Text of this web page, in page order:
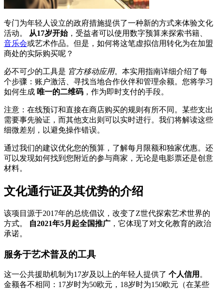
专门为年轻人设立的政府措施提供了一种新的方式来体验文化
活动。
从17岁开始，受益者可以使用数字预算来探索书籍、
音乐会或艺术作品。但是，如何将这笔虚拟信用转化为在加盟
商处的实际购买呢？
必不可少的工具是 官方移动应用。本实用指南详细介绍了每
个步骤：账户激活、寻找当地合作伙伴和管理余额。您将学习
如何生成 唯一的二维码 ，作为即时支付的手段。
注意：在线预订和直接在商店购买的规则有所不同。某些支出
需要事先验证，而其他支出则可以实时进行。我们将解读这些
细微差别，以避免操作错误。
通过我们的建议优化您的预算，了解每月限额和独家优惠。还
可以发现如何找到您附近的参与商家，无论是电影票还是创意
材料。
文化通行证及其优势的介绍
该项目源于2017年的总统倡议，改变了Z世代探索艺术世界的
方式。
自2021年5月起全国推广 ，它体现了对文化教育的政治
承诺。
服务于艺术普及的工具
这一公共援助机制为17岁及以上的年轻人提供了 个人信用 。
金额各不相同：17岁时为50欧元，18岁时为150欧元（在某些